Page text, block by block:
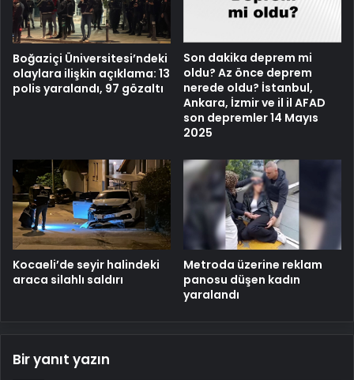
Boğaziçi Üniversitesi’ndeki
olaylara ilişkin açıklama: 13
polis yaralandı, 97 gözaltı
Son dakika deprem mi
oldu? Az önce deprem
nerede oldu? İstanbul,
Ankara, İzmir ve il il AFAD
son depremler 14 Mayıs
2025
Kocaeli’de seyir halindeki
araca silahlı saldırı
Metroda üzerine reklam
panosu düşen kadın
yaralandı
Bir yanıt yazın